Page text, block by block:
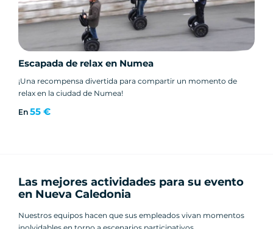
Escapada de relax en Numea
¡Una recompensa divertida para compartir un momento de
relax en la ciudad de Numea!
En 55 €
Las mejores actividades para su evento
en Nueva Caledonia
Nuestros equipos hacen que sus empleados vivan momentos